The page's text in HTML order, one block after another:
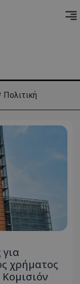
Πολιτική
χρήματος